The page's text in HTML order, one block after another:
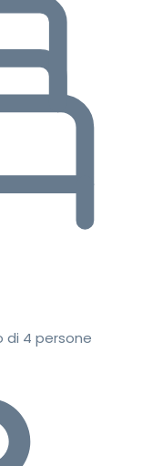
di 4 persone